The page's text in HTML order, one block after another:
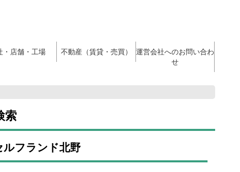
・店舗・工場 不動産（賃貸・売買）
運営会社へのお問い合わ
せ
索
フランド北野